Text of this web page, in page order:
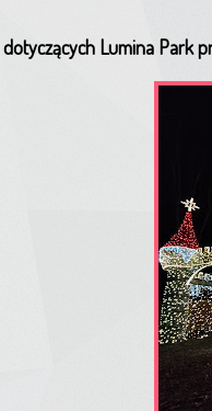
Lumina Park